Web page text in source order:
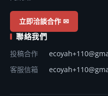
立即洽談合作 ✉
聯絡我們
投稿合作
客服信箱